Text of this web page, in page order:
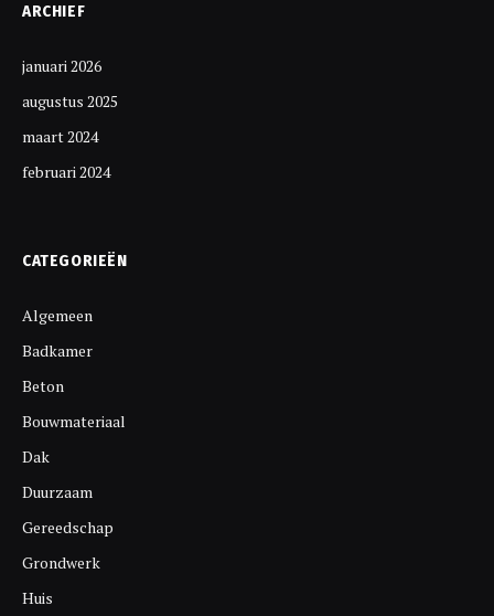
ARCHIEF
januari 2026
augustus 2025
maart 2024
februari 2024
CATEGORIEËN
Algemeen
Badkamer
Beton
Bouwmateriaal
Dak
Duurzaam
Gereedschap
Grondwerk
Huis